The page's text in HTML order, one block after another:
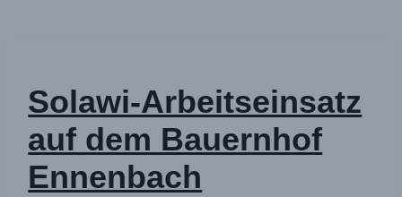
Solawi-Arbeitseinsatz
auf dem Bauernhof
Ennenbach